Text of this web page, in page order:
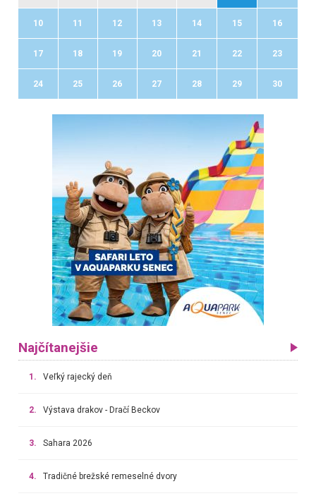
10 11 12 13 14 15 16
17 18 19 20 21 22 23
24 25 26 27 28 29 30
Najčítanejšie
1. Veľký rajecký deň
2. Výstava drakov - Dračí Beckov
3. Sahara 2026
4. Tradičné brežské remeselné dvory